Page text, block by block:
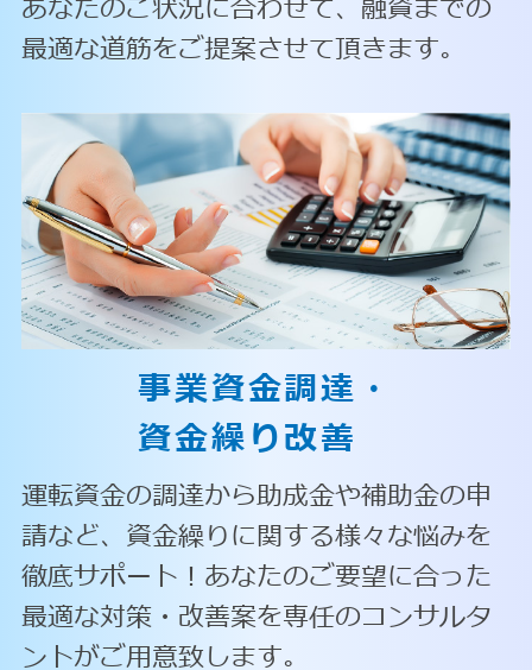
あなたのご状況に合わせて、融資までの
最適な道筋をご提案させて頂きます。
事業資金調達・
資金繰り改善
運転資金の調達から助成金や補助金の申
請など、資金繰りに関する様々な悩みを
徹底サポート！あなたのご要望に合った
最適な対策・改善案を専任のコンサルタ
ントがご用意致します。